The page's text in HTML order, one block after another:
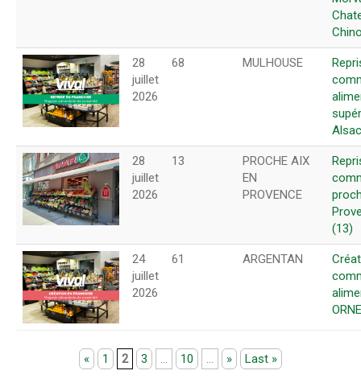
28
juillet
2026
68 MULHOUSE
28
juillet
2026
13
PROCHE AIX
EN
PROVENCE
(13)
24
juillet
2026
61 ARGENTAN
« 1 2 3 ... 10 ... » Last »